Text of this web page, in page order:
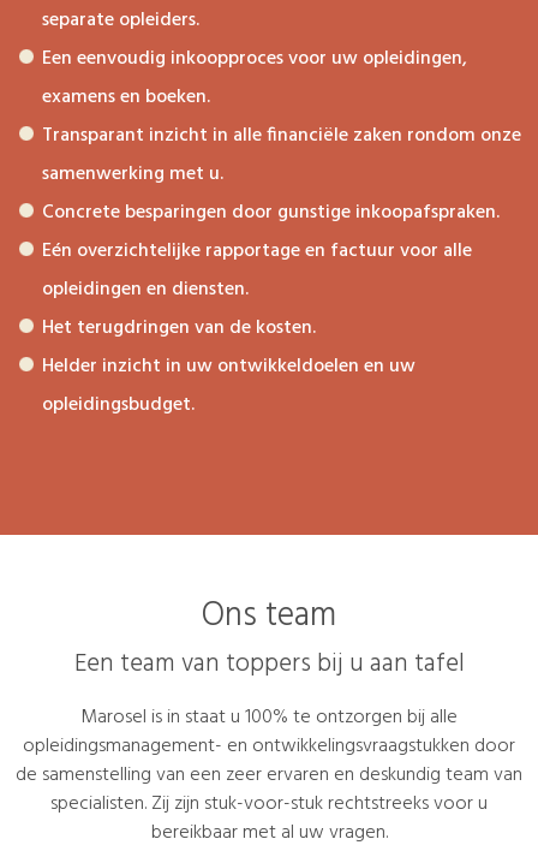
separate opleiders.
Een eenvoudig inkoopproces voor uw opleidingen,
examens en boeken.
Transparant inzicht in alle financiële zaken rondom onze
samenwerking met u.
Concrete besparingen door gunstige inkoopafspraken.
Eén overzichtelijke rapportage en factuur voor alle
opleidingen en diensten.
Het terugdringen van de kosten.
Helder inzicht in uw ontwikkeldoelen en uw
opleidingsbudget.
Ons team
Een team van toppers bij u aan tafel
Marosel is in staat u 100% te ontzorgen bij alle
opleidingsmanagement- en ontwikkelingsvraagstukken door
de samenstelling van een zeer ervaren en deskundig team van
specialisten. Zij zijn stuk-voor-stuk rechtstreeks voor u
bereikbaar met al uw vragen.